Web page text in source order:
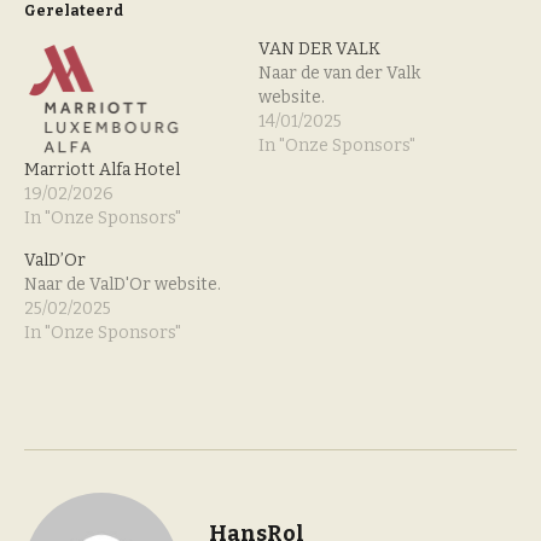
Gerelateerd
Marriott Alfa Hotel
19/02/2026
In "Onze Sponsors"
VAN DER VALK
Naar de van der Valk
website.
14/01/2025
In "Onze Sponsors"
ValD’Or
Naar de ValD'Or website.
25/02/2025
In "Onze Sponsors"
HansRol